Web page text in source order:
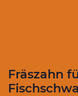
Fräszahn